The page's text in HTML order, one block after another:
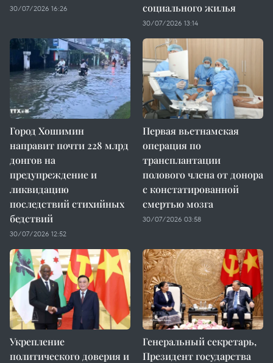
30/07/2026 16:26
социального жилья
30/07/2026 13:14
Город Хошимин
направит почти 228 млрд
донгов на
предупреждение и
ликвидацию
последствий стихийных
бедствий
30/07/2026 12:52
Первая вьетнамская
операция по
трансплантации
полового члена от донора
с констатированной
смертью мозга
30/07/2026 03:58
Укрепление
политического доверия и
Генеральный секретарь,
Президент государства